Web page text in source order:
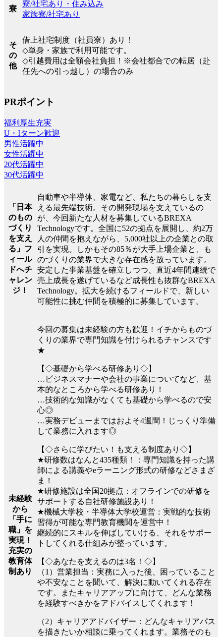
寮
寮/社宅あり・住み込み
家族寮/社宅あり
そ
の
他
借上社宅制度（社員寮）あり！
◇単身・家族で利用可能です。
◇引越費用は全額会社負担！※会社都合での転居（赴
任先への引っ越し）の場合のみ
PRポイント
福利厚生充実
U・Iターン歓迎
男性活躍中
女性活躍中
20代活躍中
30代活躍中
「日本
のもの
づくり
を支え
る」フ
ィール
ドへチ
ャレン
ジ！
自動車や半導体、家電など、私たちの暮らしを支
える最先端技術。その開発現場を支えているの
が、今回新たな人材を募集しているBREXA
Technologyです。全国に52の拠点を展開し、約2万
人の仲間を抱えながら、5,000社以上の企業との取
引を実現。しかもその85％が大手上場企業と、も
のづくりの業界で大きな存在感を放っています。
安定した事業基盤を確立しつつ、直近4年間連続で
売上成長を遂げているなど成長性も抜群なBREXA
Technology。拡大を続けるフィールドで、新しい
可能性に挑む仲間を積極的に募集しています。
未経験
から
「手に
職」を
実現！
充実の
教育体
制あり
今回の募集は未経験の方も歓迎！イチからものづ
くりの業界で専門知識を付けられるチャンスです
★
【◇基礎から学べる研修あり◇】
…ビジネスマナーや会社の事業についてなど、基
本的なところから学べる研修あり！
…技術的な知識がなくても基礎から学べるので安
心◎
…実務デビューまではおよそ4週間！じっくり準備
して業務に入れます◎
【◇さらに学びたい！も支える制度あり◇】
★研修数はなんと435種類！：専門知識を持った講
師による講義やeラーニング形式の研修などさまざ
ま！
★研修施設は全国20拠点：オフラインでの研修を
サポートする自社研修施設あり！
★機械大学校・半導体大学校運営：実戦的な技術
習得が可能な専門教育機関を運営中！
継続的にスキルを伸ばしていける、それをサポー
トしてくれる仕組みが整っています。
【◇あなたを支えるのは3名！◇】
（1）営業担当：実務に入った後、困っていること
や不安なことを聞いて、解決に動いてくれる存在
です。またキャリアアップに向けて、どんな業務
を経験すべきかをアドバイスしてくれます！
（2）キャリアアドバイザー：どんなキャリアパス
を描きたいか相談に乗ってくれます。業務そのも